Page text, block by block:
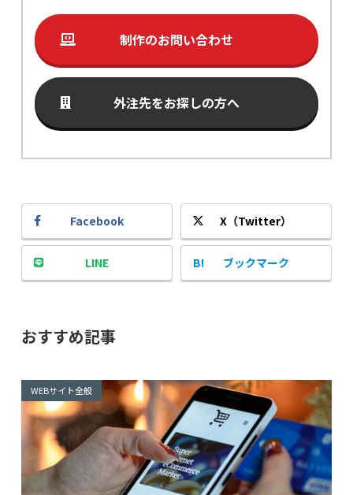
制作のお問い合わせ
外注先をお探しの方へ
Facebook X（Twitter）
LINE ブックマーク
おすすめ記事
WEBサイト全般